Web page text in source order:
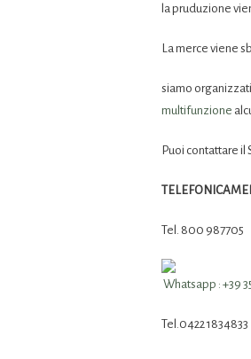
la pruduzione
La merce viene
siamo
multifunzione
Puoi contattare il
Tel. 800 987705
Whatsapp : +39
Tel.0422 1834833